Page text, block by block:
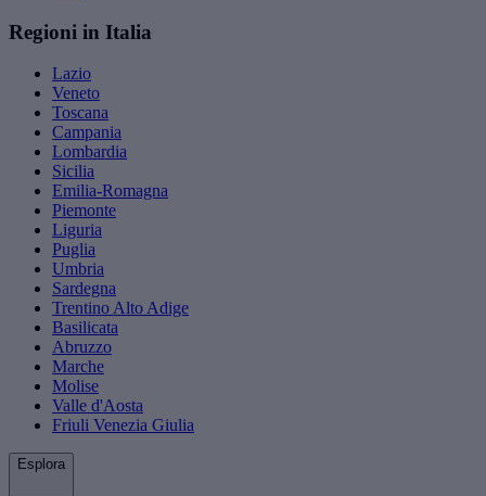
Regioni in Italia
Lazio
Veneto
Toscana
Campania
Lombardia
Sicilia
Emilia-Romagna
Piemonte
Liguria
Puglia
Umbria
Sardegna
Trentino Alto Adige
Basilicata
Abruzzo
Marche
Molise
Valle d'Aosta
Friuli Venezia Giulia
Esplora